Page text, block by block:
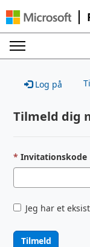
Log på
Tilmeld dig
Invitationskode
Jeg har et
Tilmeld